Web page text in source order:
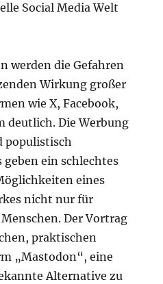
Social Media Welt
werden die Gefahren
Wirkung großer
wie X, Facebook,
deutlich. Die Werbung
populistisch
ein schlechtes
eines
nicht nur für
Der Vortrag
praktischen
„Mastodon“, eine
Alternative zu